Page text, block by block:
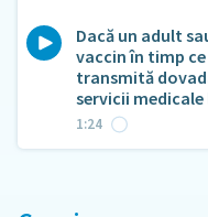
Dacă un adult
vaccin în timp
transmită
servicii
1:24